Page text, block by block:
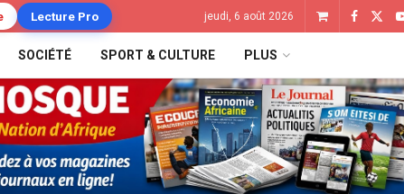
Lecture Pro jeudi, 6 août 2026
SOCIÉTÉ SPORT & CULTURE PLUS